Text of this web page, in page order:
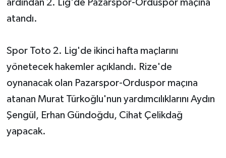
ardından 2. Lig'de Pazarspor-Orduspor maçına
atandı.
Spor Toto 2. Lig'de ikinci hafta maçlarını
yönetecek hakemler açıklandı. Rize'de
oynanacak olan Pazarspor-Orduspor maçına
atanan Murat Türkoğlu'nun yardımcılıklarını Aydın
Şengül, Erhan Gündoğdu, Cihat Çelikdağ
yapacak.